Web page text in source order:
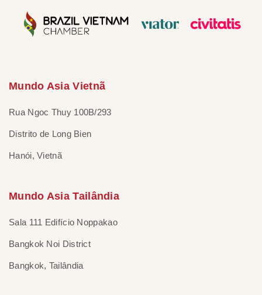
Mundo Asia Vietnã
Rua Ngoc Thuy 100B/293
Distrito de Long Bien
Hanói, Vietnã
Mundo Asia Tailândia
Sala 111 Edifício Noppakao
Bangkok Noi District
Bangkok, Tailândia